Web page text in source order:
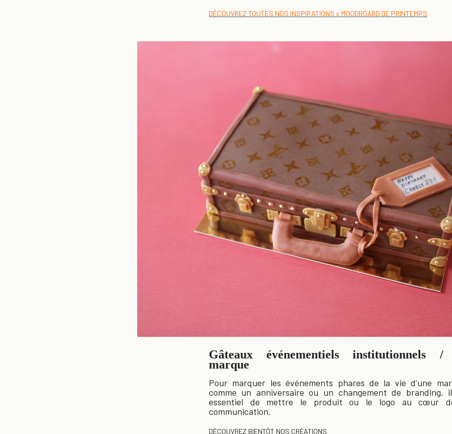
DÉCOUVREZ TOUTES NOS INSPIRATIONS x MOODBOARD DE PRINTEMPS
Gâteaux événementiels institutionnels
marque
Pour marquer les événements phares de la vie d’une
comme un anniversaire ou un changement de branding,
essentiel de mettre le produit ou le logo au cœur
communication.
DÉCOUVREZ BIENTÔT NOS CRÉATIONS